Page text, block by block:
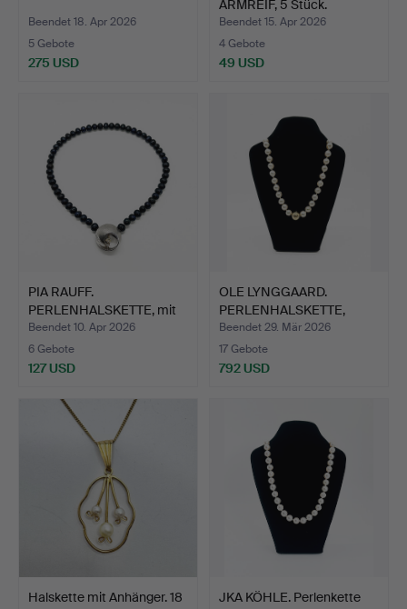
Beendet 18. Apr 2026
5 Gebote
275 USD
ARMREIF, 5 Stück.
Beendet 15. Apr 2026
4 Gebote
49 USD
PIA RAUFF.
PERLENHALSKETTE, mit
Anhänger i…
Beendet 10. Apr 2026
6 Gebote
127 USD
OLE LYNGGAARD.
PERLENHALSKETTE,
Verschluss…
Beendet 29. Mär 2026
17 Gebote
792 USD
Halskette mit Anhänger. 18
JKA KÖHLE. Perlenkette